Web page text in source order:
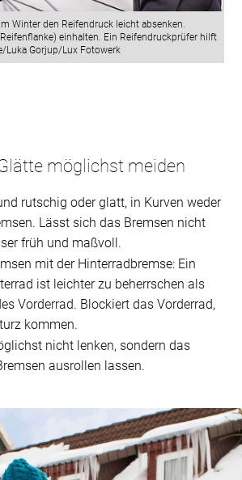
Winter den Reifendruck leicht absenken.
einhalten. Ein Reifendruckprüfer hilft
Luka Gorjup/Lux Fotowerk
möglichst meiden
rutschig oder glatt, in Kurven weder
Lässt sich das Bremsen nicht
früh und maßvoll.
mit der Hinterradbremse: Ein
ist leichter zu beherrschen als
Vorderrad. Blockiert das Vorderrad,
kommen.
nicht lenken, sondern das
ausrollen lassen.